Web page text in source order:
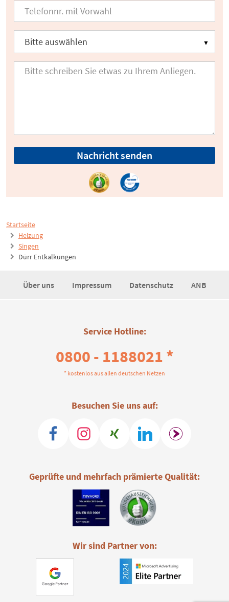
Startseite
Heizung
Singen
Dürr Entkalkungen
Nachricht senden
Über uns Impressum Datenschutz ANB
Service Hotline:
0800 - 1188021 *
* kostenlos aus allen deutschen Netzen
Besuchen Sie uns auf:
Geprüfte und mehrfach prämierte Qualität:
Wir sind Partner von: